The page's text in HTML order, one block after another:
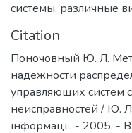
системы, различные
Citation
Поночовный Ю. Л.
надежности
управляющих систем
неисправностей / Ю.
інформації. - 2005.